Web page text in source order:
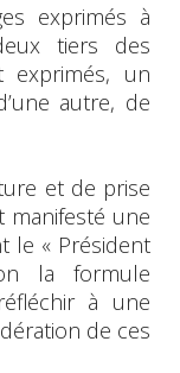
exprimés à
tiers des
exprimés, un
autre, de
et de prise
manifesté une
le « Président
la formule
à une
de ces